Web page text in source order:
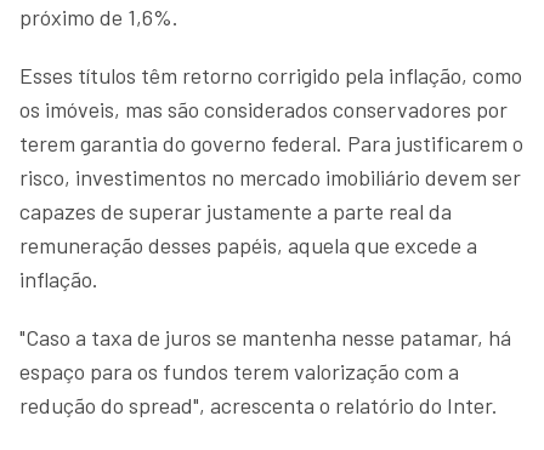
próximo de 1,6%.
Esses títulos têm retorno corrigido pela inflação, como
os imóveis, mas são considerados conservadores por
terem garantia do governo federal. Para justificarem o
risco, investimentos no mercado imobiliário devem ser
capazes de superar justamente a parte real da
remuneração desses papéis, aquela que excede a
inflação.
"Caso a taxa de juros se mantenha nesse patamar, há
espaço para os fundos terem valorização com a
redução do spread", acrescenta o relatório do Inter.